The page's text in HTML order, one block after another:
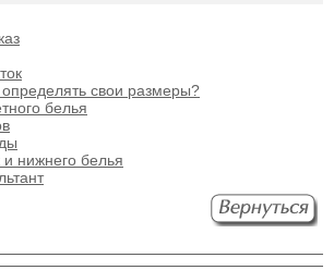
свои размеры?
белья
и нижнего белья